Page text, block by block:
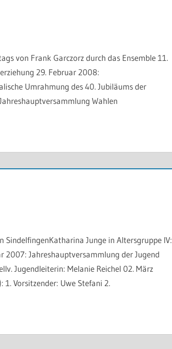
von Frank Garczorz durch das Ensemble 11.
29. Februar 2008:
Umrahmung des 40. Jubiläums der
Wahlen
Junge in Altersgruppe IV:
2007: Jahreshauptversammlung der Jugend
Jugendleiterin: Melanie Reichel 02. März
Vorsitzender: Uwe Stefani 2.